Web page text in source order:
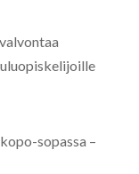
sopassa –